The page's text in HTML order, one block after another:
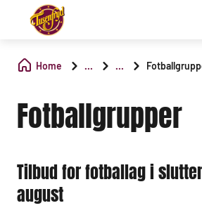
Home ... ...
Fotballgrupper
Tilbud for fotballag i
august